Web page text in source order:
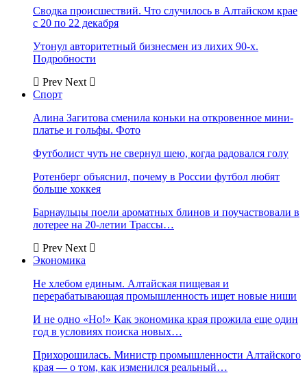
Сводка происшествий. Что случилось в Алтайском крае
с 20 по 22 декабря
Утонул авторитетный бизнесмен из лихих 90-х.
Подробности
Prev Next
Спорт
Алина Загитова сменила коньки на откровенное мини-
платье и гольфы. Фото
Футболист чуть не свернул шею, когда радовался голу
Ротенберг объяснил, почему в России футбол любят
больше хоккея
Барнаульцы поели ароматных блинов и поучаствовали в
лотерее на 20-летии Трассы…
Prev Next
Экономика
Не хлебом единым. Алтайская пищевая и
перерабатывающая промышленность ищет новые ниши
И не одно «Но!» Как экономика края прожила еще один
год в условиях поиска новых…
Прихорошилась. Министр промышленности Алтайского
края — о том, как изменился реальный…